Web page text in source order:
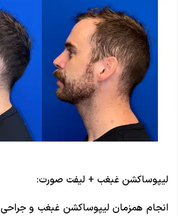
لیپوساکشن غبغب + لیفت صورت:
انجام همزمان لیپوساکشن غبغب و جراحی